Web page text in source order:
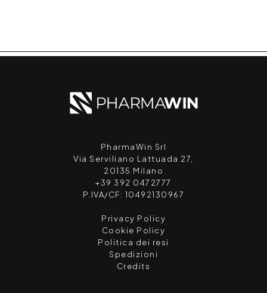
PharmaWin Srl
Via Serviliano Lattuada 27,
20135 Milano
+39 392 0472777
P.IVA/CF: 10492130967
Privacy Policy
Cookie Policy
Politica dei resi
Spedizioni
Credits